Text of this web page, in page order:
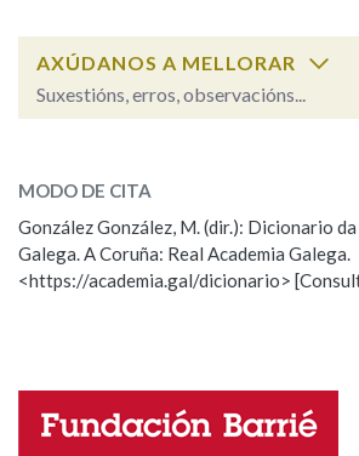
OUTRAS OPCIÓNS DE BUSCA
Pertence a
AXÚDANOS A MELLORAR
Suxestións, erros, observacións...
ESCOLLE UNHA OPCIÓN:
Observación Hai un erro na
Propoño mellorar a definición
Nome
MODO DE CITA
González González, M. (dir.): Dicionario
Galega. A Coruña: Real Academia Galega.
<https://academia.gal/dicionario>